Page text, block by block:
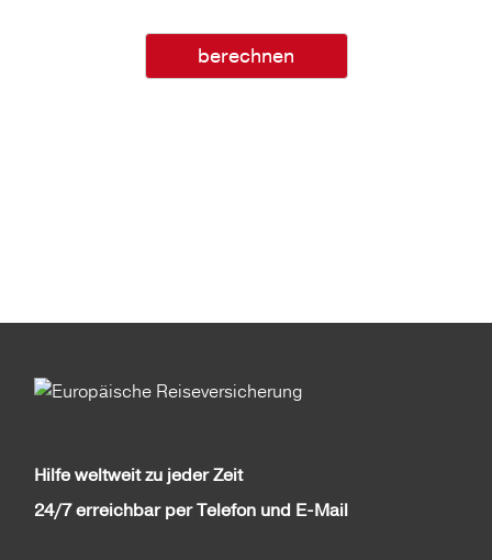
berechnen
Hilfe weltweit zu jeder Zeit
24/7 erreichbar per Telefon und E-Mail